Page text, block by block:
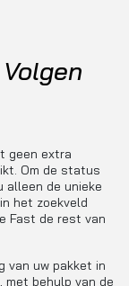
geen extra
Om de status
alleen de unieke
het zoekveld
Fast de rest van
van uw pakket in
met behulp van de